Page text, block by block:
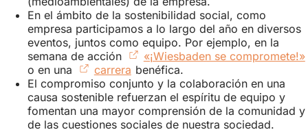
En el ámbito de la sostenibilidad social, como
empresa participamos a lo largo del año en diversos
eventos, juntos como equipo. Por ejemplo, en la
semana de acción
«¡Wiesbaden se compromete!»
o en una carrera (Se
abre
en
una
nueva
benéfica.
El compromiso conjunto y la colaboración en una
causa sostenible refuerzan el espíritu de equipo y
fomentan una mayor comprensión de la comunidad y
de las cuestiones sociales de nuestra sociedad.